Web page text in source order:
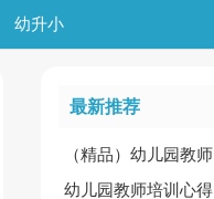
幼升小
最新推荐